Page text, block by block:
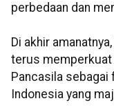
perbedaan dan
Di akhir
terus memperkuat
Pancasila
Indonesia yang